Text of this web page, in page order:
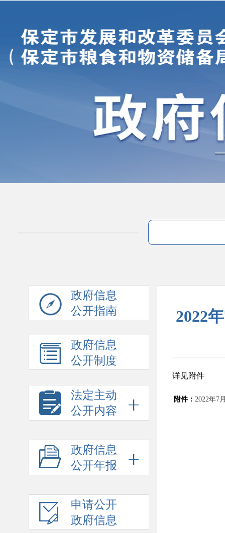
政府信息
公开指南
政府信息
公开制度
法定主动
公开内容
政府信息
公开年报
申请公开
政府信息
2022
详见附件
附件： 2022年7